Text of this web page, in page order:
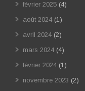
février 2025 (4)
août 2024 (1)
avril 2024 (2)
mars 2024 (4)
février 2024 (1)
novembre 2023 (2)